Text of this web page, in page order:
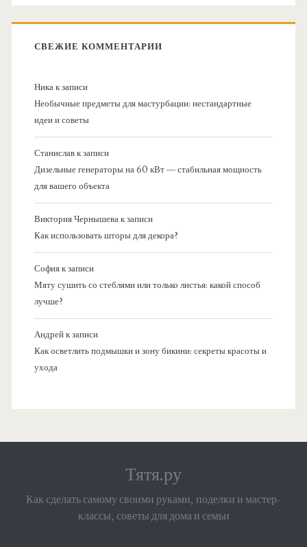
СВЕЖИЕ КОММЕНТАРИИ
Никак записи
Необычные предметы для мастурбации: нестандартные
идеи и советы
Станиславк записи
Дизельные генераторы на 60 кВт — стабильная мощность
для вашего объекта
Виктория Чернышевак записи
Как использовать шторы для декора?
Софияк записи
Мяту сушить со стеблями или только листья: какой способ
лучше?
Андрейк записи
Как осветлить подмышки и зону бикини: секреты красоты и
ухода
Тятя.ру
Как сделать самому своими руками, поделки и мастер-
классы, советы для дома и семьи